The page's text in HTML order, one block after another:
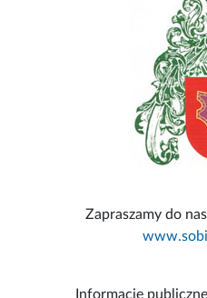
Zapraszamy do
Informacje